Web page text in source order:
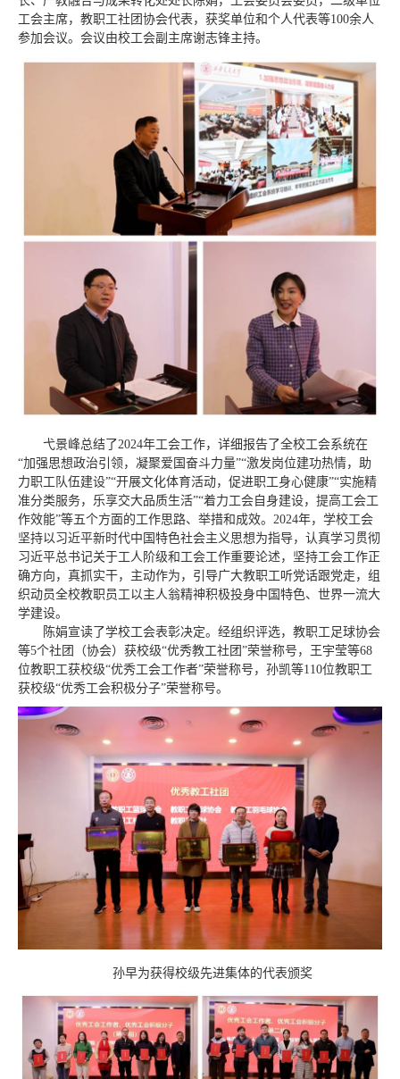
工会主席，教职工社团协会代表，获奖单位和个人代表等100余人
参加会议。会议由校工会副主席谢志锋主持。
弋景峰总结了2024年工会工作，详细报告了全校工会系统在
“加强思想政治引领，凝聚爱国奋斗力量”“激发岗位建功热情，助
力职工队伍建设”“开展文化体育活动，促进职工身心健康”“实施精
准分类服务，乐享交大品质生活”“着力工会自身建设，提高工会工
作效能”等五个方面的工作思路、举措和成效。2024年，学校工会
坚持以习近平新时代中国特色社会主义思想为指导，认真学习贯彻
习近平总书记关于工人阶级和工会工作重要论述，坚持工会工作正
确方向，真抓实干，主动作为，引导广大教职工听党话跟党走，组
织动员全校教职员工以主人翁精神积极投身中国特色、世界一流大
学建设。
陈娟宣读了学校工会表彰决定。经组织评选，教职工足球协会
等5个社团（协会）获校级“优秀教工社团”荣誉称号，王宇莹等68
位教职工获校级“优秀工会工作者”荣誉称号，孙凯等110位教职工
获校级“优秀工会积极分子”荣誉称号。
孙早为获得校级先进集体的代表颁奖